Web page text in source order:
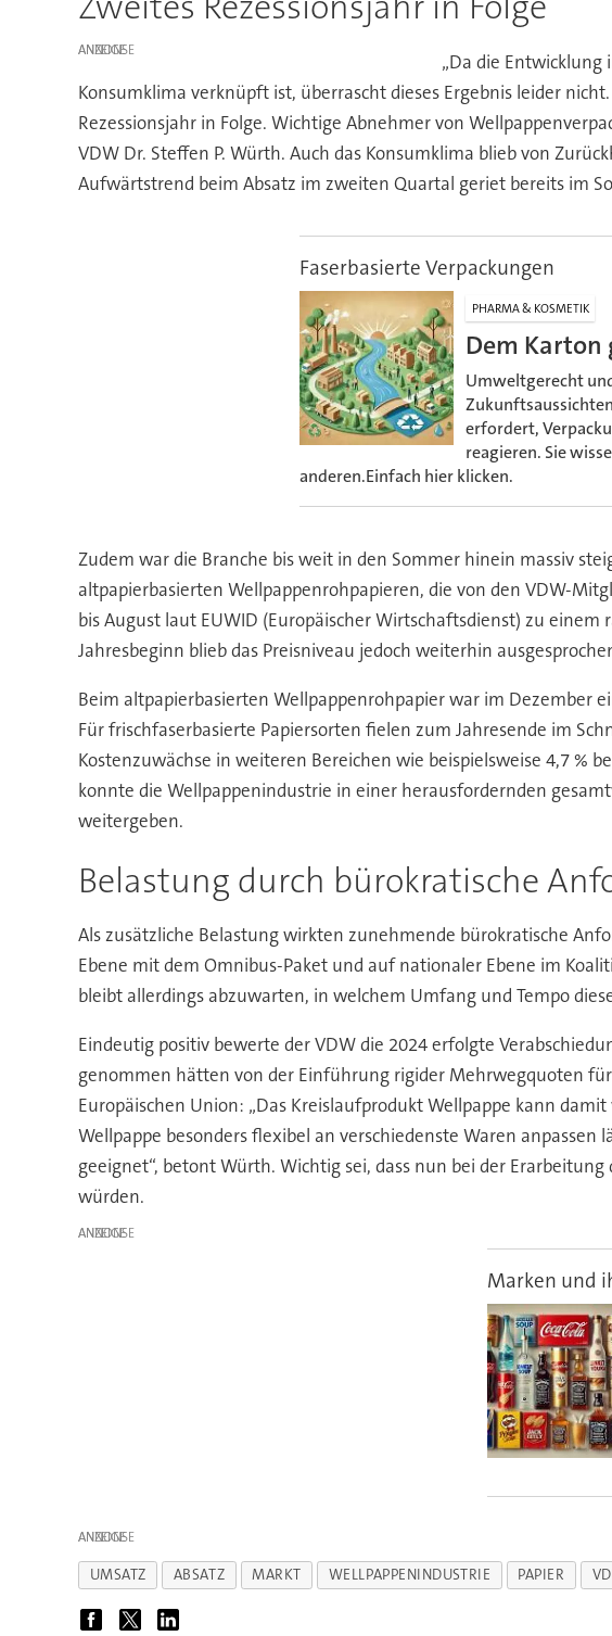
ANZEIGE
„Da die
Konsumklima verknüpft ist, überrascht dieses Ergebnis leider
Rezessionsjahr in Folge. Wichtige Abnehmer von
VDW Dr. Steffen P. Würth. Auch das Konsumklima blieb von
Aufwärtstrend beim Absatz im zweiten Quartal geriet bereits im
Faserbasierte Verpackungen
PHARMA & KOSMETIK
Dem
Umweltgerecht
erfordert,
reagieren. Sie
anderen.Einfach hier klicken.
Zudem war die Branche bis weit in den Sommer hinein massiv
altpapierbasierten Wellpappenrohpapieren, die von den VDW-
bis August laut EUWID (Europäischer Wirtschaftsdienst) zu
Jahresbeginn blieb das Preisniveau jedoch weiterhin
Beim altpapierbasierten Wellpappenrohpapier war im Dezember
Für frischfaserbasierte Papiersorten fielen zum Jahresende im
Kostenzuwächse in weiteren Bereichen wie beispielsweise 4,7 %
konnte die Wellpappenindustrie in einer herausfordernden
weitergeben.
Belastung durch bürokratische
Als zusätzliche Belastung wirkten zunehmende bürokratische
Ebene mit dem Omnibus-Paket und auf nationaler Ebene im
bleibt allerdings abzuwarten, in welchem Umfang und Tempo
Eindeutig positiv bewerte der VDW die 2024 erfolgte
genommen hätten von der Einführung rigider Mehrwegquoten
Europäischen Union: „Das Kreislaufprodukt Wellpappe kann
Wellpappe besonders flexibel an verschiedenste Waren
geeignet“, betont Würth. Wichtig sei, dass nun bei der
würden.
ANZEIGE
Marken und
ANZEIGE
UMSATZ ABSATZ MARKT WELLPAPPENINDUSTRIE PAPIER